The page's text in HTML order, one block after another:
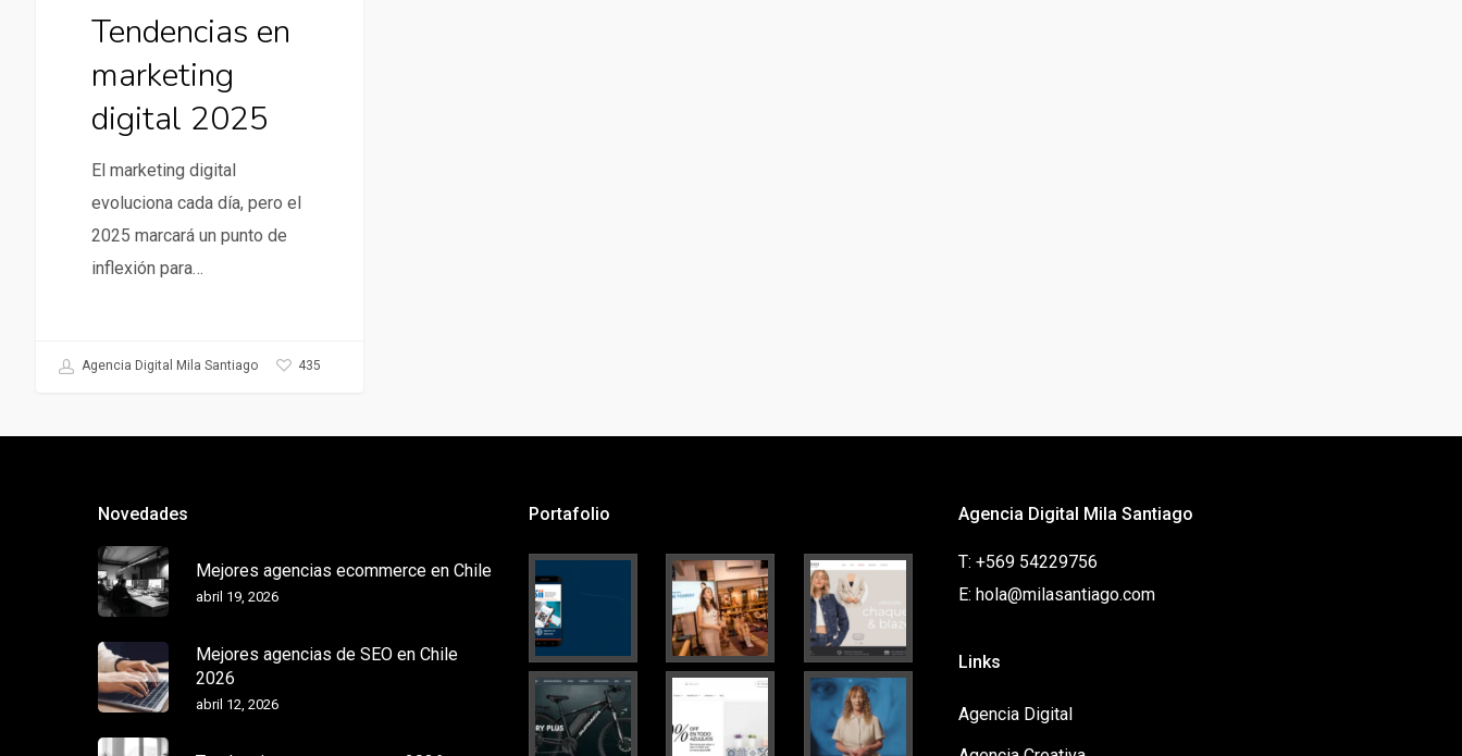
Tendencias en
marketing
digital 2025
El marketing digital
evoluciona cada día, pero el
2025 marcará un punto de
inflexión para…
Agencia Digital Mila Santiago 435
Novedades
Mejores agencias ecommerce en Chile
abril 19, 2026
Mejores agencias de SEO en Chile
2026
abril 12, 2026
Portafolio Agencia Digital Mila Santiago
T: +569 54229756
E: hola@milasantiago.com
Links
Agencia Digital